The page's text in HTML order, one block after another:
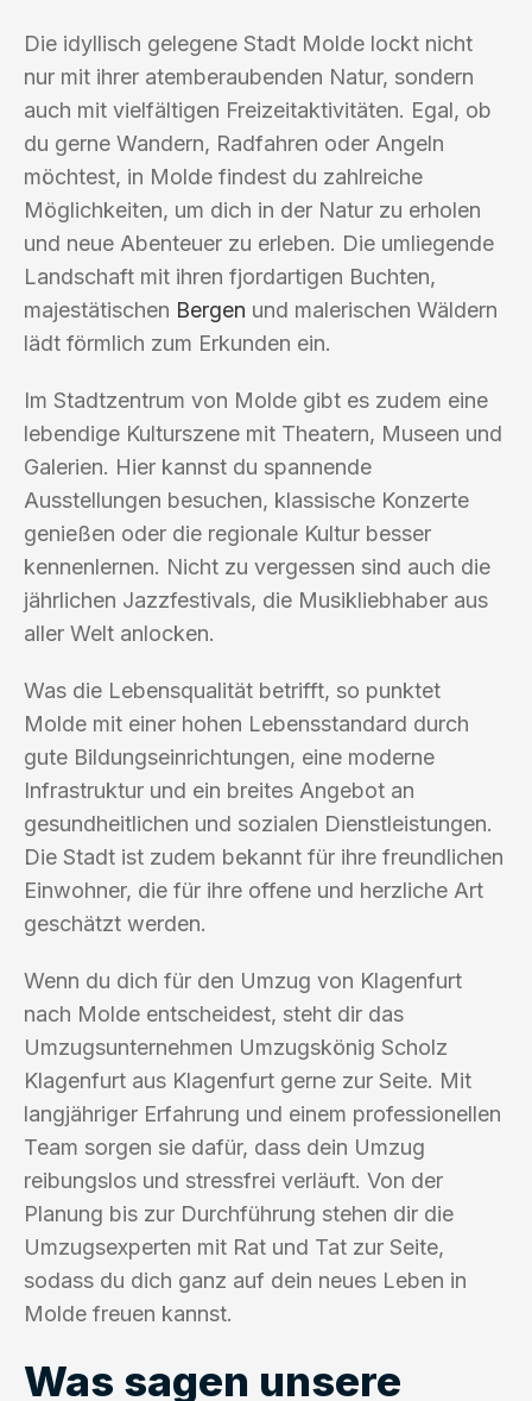
Die idyllisch gelegene Stadt Molde lockt nicht
nur mit ihrer atemberaubenden Natur, sondern
auch mit vielfältigen Freizeitaktivitäten. Egal, ob
du gerne Wandern, Radfahren oder Angeln
möchtest, in Molde findest du zahlreiche
Möglichkeiten, um dich in der Natur zu erholen
und neue Abenteuer zu erleben. Die umliegende
Landschaft mit ihren fjordartigen Buchten,
majestätischen Bergen und malerischen Wäldern
lädt förmlich zum Erkunden ein.
Im Stadtzentrum von Molde gibt es zudem eine
lebendige Kulturszene mit Theatern, Museen und
Galerien. Hier kannst du spannende
Ausstellungen besuchen, klassische Konzerte
genießen oder die regionale Kultur besser
kennenlernen. Nicht zu vergessen sind auch die
jährlichen Jazzfestivals, die Musikliebhaber aus
aller Welt anlocken.
Was die Lebensqualität betrifft, so punktet
Molde mit einer hohen Lebensstandard durch
gute Bildungseinrichtungen, eine moderne
Infrastruktur und ein breites Angebot an
gesundheitlichen und sozialen Dienstleistungen.
Die Stadt ist zudem bekannt für ihre freundlichen
Einwohner, die für ihre offene und herzliche Art
geschätzt werden.
Wenn du dich für den Umzug von Klagenfurt
nach Molde entscheidest, steht dir das
Umzugsunternehmen Umzugskönig Scholz
Klagenfurt aus Klagenfurt gerne zur Seite. Mit
langjähriger Erfahrung und einem professionellen
Team sorgen sie dafür, dass dein Umzug
reibungslos und stressfrei verläuft. Von der
Planung bis zur Durchführung stehen dir die
Umzugsexperten mit Rat und Tat zur Seite,
sodass du dich ganz auf dein neues Leben in
Molde freuen kannst.
Was sagen unsere